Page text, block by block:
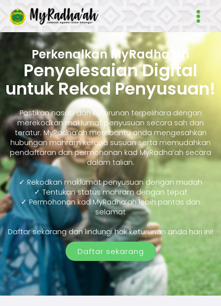
Main
Perkenalkan MyRadha’ah
Penyelesaian Digital
untuk Rekod Penyusuan!
Pastikan nasab dan keturunan terpelihara dengan
merekodkan maklumat penyusuan secara sah dan
teratur. MyRadha’ah membantu anda mengesahkan
hubungan mahram kerana susuan serta memudahkan
pendaftaran dan permohonan kad MyRadha’ah secara
dalam talian.
✓ Rekodkan maklumat penyusuan dengan mudah
✓ Tentukan status mahram dengan tepat
✓ Permohonan kad MyRadha’ah lebih pantas dan
selamat
Daftar sekarang dan lindungi hak keturunan anda hari ini!
Daftar sekarang